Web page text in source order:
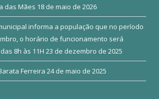
das Mães 18 de maio de 2026
informa a população que no período
o horário de funcionamento será
8h às 11H 23 de dezembro de 2025
Ferreira 24 de maio de 2025